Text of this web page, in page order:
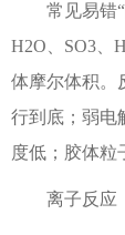
常见易错
H2O、SO3、
体摩尔体积。
行到底；弱电
度低；胶体粒
离子反应